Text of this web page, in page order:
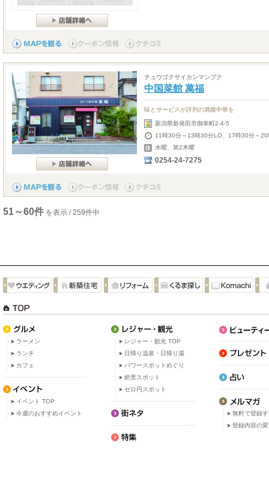
チュウゴクサイカンマンプク
中国菜館 萬福
味とサービスが評判の満腹中華を
新潟県新発田市御幸町2-4-5
11時30分～13時30分LO、17時30分～
水曜、第2木曜
0254-24-7275
51～60件 を表示 / 259件中
ラーメン
ランチ
カフェ
イベント TOP
今週のおすすめイベント
レジャー・観光 TOP
日帰り温泉・日帰り湯
パワースポットめぐり
絶景スポット
ゼロ円スポット
無料で登録
登録内容の